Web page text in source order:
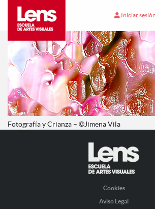
Iniciar sesión
Fotografía y Crianza – ©Jimena Vila
Cookies
Aviso Legal